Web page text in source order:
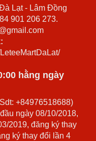
Lạt - Lâm Đồng
901 206 273.
hằng ngày
+84976518688)
ngày 08/10/2018,
2019, đăng ký thay
ký thay đổi lần 4